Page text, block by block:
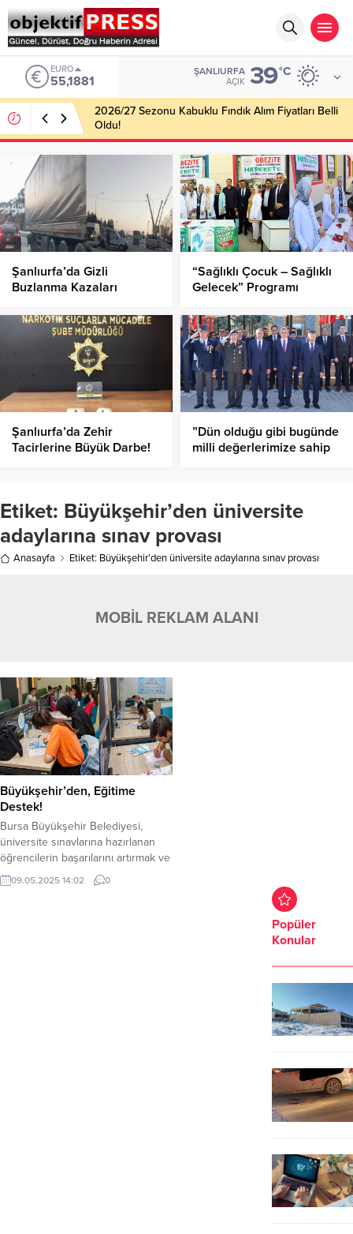
EURO
55,1881
ŞANLIURFA
AÇIK 39°C
2026/27 Sezonu Kabuklu Fındık Alım Fiyatları Belli
Oldu!
Şanlıurfa’da Gizli
Buzlanma Kazaları
“Sağlıklı Çocuk – Sağlıklı
Gelecek” Programı
Hayata Geçirildi!
Şanlıurfa’da Zehir
Tacirlerine Büyük Darbe!
”Dün olduğu gibi bugünde
milli değerlerimize sahip
Etiket: Büyükşehir’den üniversite
adaylarına sınav provası
Anasayfa Etiket: Büyükşehir’den üniversite adaylarına sınav provası
MOBİL REKLAM ALANI
Büyükşehir’den, Eğitime
Destek!
Bursa Büyükşehir Belediyesi,
üniversite sınavlarına hazırlanan
öğrencilerin başarılarını artırmak ve
sınav kaygılarını yenmelerini
sağlamak amacıyla ücretsiz Temel
09.05.2025 14:02 0
Popüler
Konular